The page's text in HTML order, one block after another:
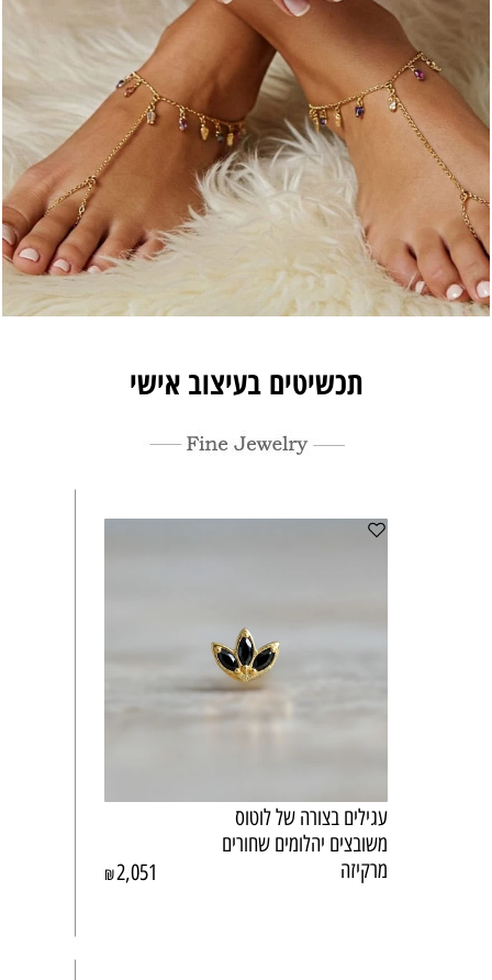
תכשיטים בעיצוב אישי
עגילים בצורה של לוטוס
משובצים יהלומים שחורים
מרקיזה
₪2,051